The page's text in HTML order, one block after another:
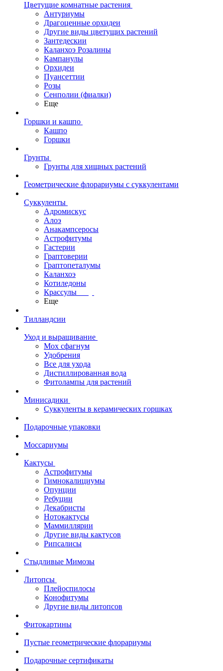
Цветущие комнатные растения
Антуриумы
Драгоценные орхидеи
Другие виды цветущих растений
Зантедескии
Каланхоэ Розалины
Кампанулы
Орхидеи
Пуансеттии
Розы
Сенполии (фиалки)
Еще
Горшки и кашпо
Кашпо
Горшки
Грунты
Грунты для хищных растений
Геометрические флорариумы с суккулентами
Суккуленты
Адромискус
Алоэ
Анакампсеросы
Астрофитумы
Гастерии
Граптоверии
Граптопеталумы
Каланхоэ
Котиледоны
Крассулы
Еще
Тилландсии
Уход и выращивание
Мох сфагнум
Удобрения
Все для ухода
Дистиллированная вода
Фитолампы для растений
Минисадики
Суккуленты в керамических горшках
Подарочные упаковки
Моссариумы
Кактусы
Астрофитумы
Гимнокалициумы
Опунции
Ребуции
Декабристы
Нотокактусы
Маммиллярии
Другие виды кактусов
Рипсалисы
Стыдливые Мимозы
Литопсы
Плейоспилосы
Конофитумы
Другие виды литопсов
Фитокартины
Пустые геометрические флорариумы
Подарочные сертификаты